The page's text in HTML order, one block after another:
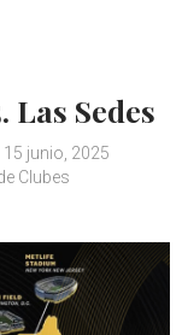
Las Sedes
15 junio, 2025
Clubes